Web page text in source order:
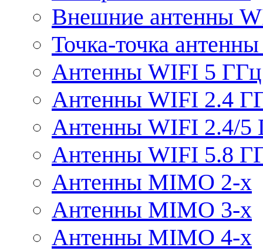
Внешние антенны
Точка-точка
Антенны WIFI 5 ГГц
Антенны WIFI 2.4
Антенны WIFI 2.4/5
Антенны WIFI 5.8
Антенны MIMO 2-x
Антенны MIMO 3-x
Антенны MIMO 4-x